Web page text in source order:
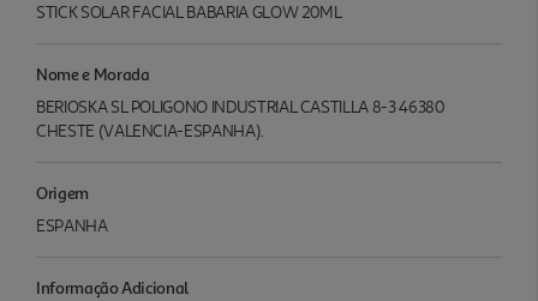
STICK SOLAR FACIAL BABARIA GLOW 20ML
Nome e Morada
BERIOSKA SL POLIGONO INDUSTRIAL CASTILLA 8-3 46380
CHESTE (VALENCIA-ESPANHA).
Origem
ESPANHA
Informação Adicional